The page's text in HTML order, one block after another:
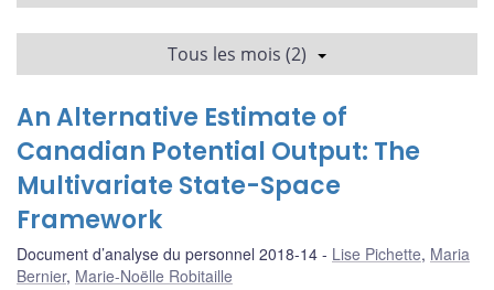
Tous les mois (2)
An Alternative Estimate of
Canadian Potential Output: The
Multivariate State-Space
Framework
Document d’analyse du personnel 2018-14 Lise Pichette, Maria
Bernier, Marie-Noëlle Robitaille